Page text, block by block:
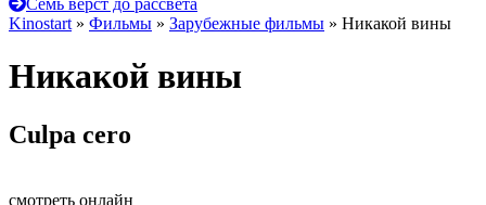
Семь вёрст до рассвета
Kinostart » Фильмы » Зарубежные фильмы » Никакой вины
Никакой вины
Culpa cero
смотреть онлайн